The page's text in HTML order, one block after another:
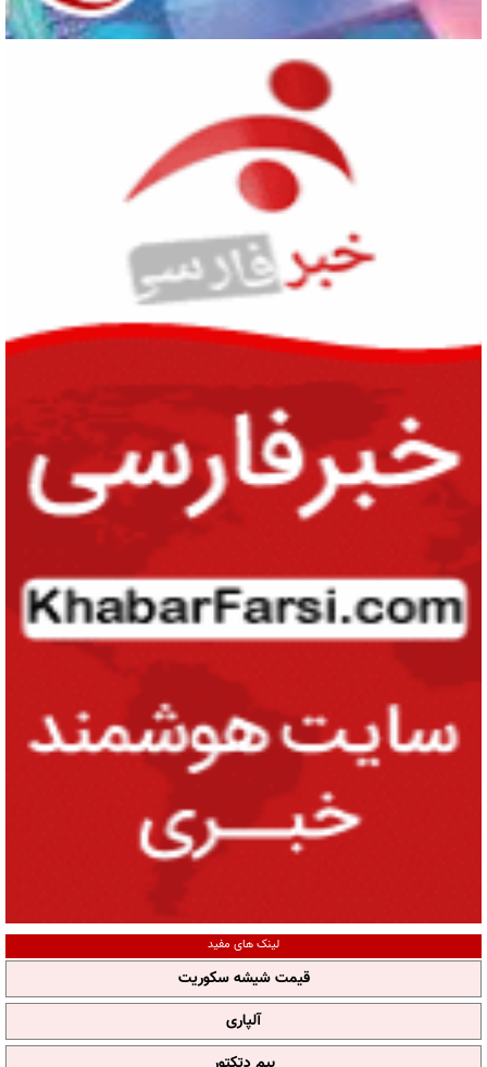
لینک های مفید
قیمت شیشه سکوریت
آلپاری